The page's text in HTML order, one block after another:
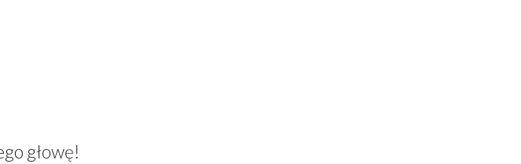
głowę!